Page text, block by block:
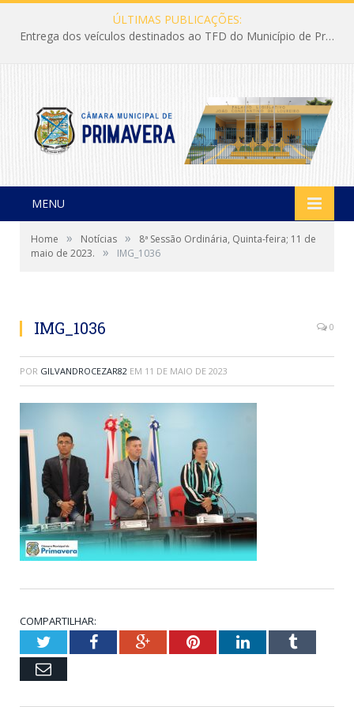
ÚLTIMAS PUBLICAÇÕES:
Entrega dos veículos destinados ao TFD do Município de Primavera
MENU
Home » Notícias »
8ª Sessão Ordinária, Quinta-feira; 11 de
maio de 2023.
» IMG_1036
IMG_1036 0
POR GILVANDROCEZAR82 EM 11 DE MAIO DE 2023
COMPARTILHAR:
TwitterFacebookGoogle+PinterestLinkedInTumblr
Email